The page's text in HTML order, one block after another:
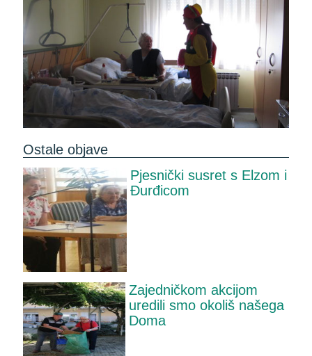
Ostale objave
Pjesnički susret s Elzom i
Đurđicom
Zajedničkom akcijom
uredili smo okoliš našega
Doma